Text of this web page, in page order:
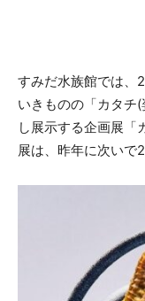
すみだ水族館では、
いきものの「カタチ
し展示する企画展「
展は、昨年に次いで